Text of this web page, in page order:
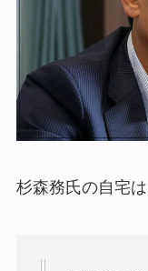
杉森務氏の自宅